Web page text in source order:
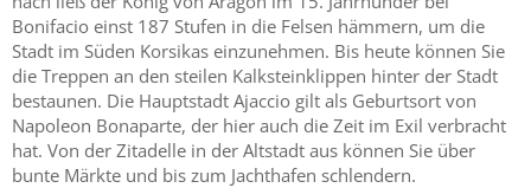
Bonifacio einst 187 Stufen in die Felsen hämmern, um die
Stadt im Süden Korsikas einzunehmen. Bis heute können Sie
die Treppen an den steilen Kalksteinklippen hinter der Stadt
bestaunen. Die Hauptstadt Ajaccio gilt als Geburtsort von
Napoleon Bonaparte, der hier auch die Zeit im Exil verbracht
hat. Von der Zitadelle in der Altstadt aus können Sie über
bunte Märkte und bis zum Jachthafen schlendern.